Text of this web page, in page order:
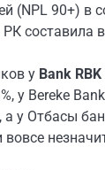
(NPL 90+) в
составила
у Bank RBK
у Bereke
у Отбасы